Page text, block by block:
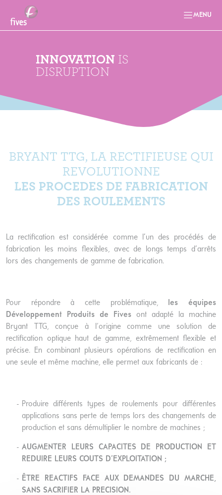
MENU
INNOVATION IS
DISRUPTION
BRYANT TTG, LA RECTIFIEUSE QUI
REVOLUTIONNE
LES PROCEDES DE FABRICATION
DES ROULEMENTS
La rectification est considérée comme l’un des procédés de
fabrication les moins flexibles, avec de longs temps d’arrêts
lors des changements de gamme de fabrication.
Pour répondre à cette problématique,
les équipes
Développement Produits de Fives ont adapté la machine
Bryant TTG, conçue à l'origine comme une solution de
rectification optique haut de gamme, extrêmement flexible et
précise. En combinant plusieurs opérations de rectification en
une seule et même machine, elle permet aux fabricants de :
Produire différents types de roulements pour différentes
applications sans perte de temps lors des changements de
production et sans démultiplier le nombre de machines ;
AUGMENTER LEURS CAPACITES DE PRODUCTION ET
REDUIRE LEURS COUTS D’EXPLOITATION ;
ÊTRE REACTIFS FACE AUX DEMANDES DU MARCHE,
SANS SACRIFIER LA PRECISION.